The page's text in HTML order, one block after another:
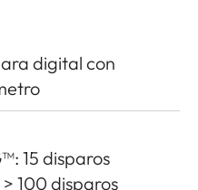
digital con
15 disparos
> 100 disparos